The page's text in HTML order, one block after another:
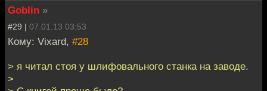
Goblin »
#29 | 07.01.13 03:53
Кому: Vixard, #28
> я читал стоя у шлифовального станка на заводе.
>